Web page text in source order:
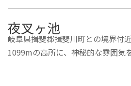
夜叉ヶ池
岐阜県揖斐郡揖斐川町との境界付
1099mの高所に、神秘的な雰囲気